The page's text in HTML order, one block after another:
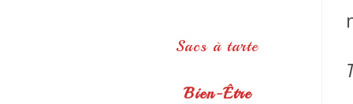
Sacs à tarte
Bien-Être